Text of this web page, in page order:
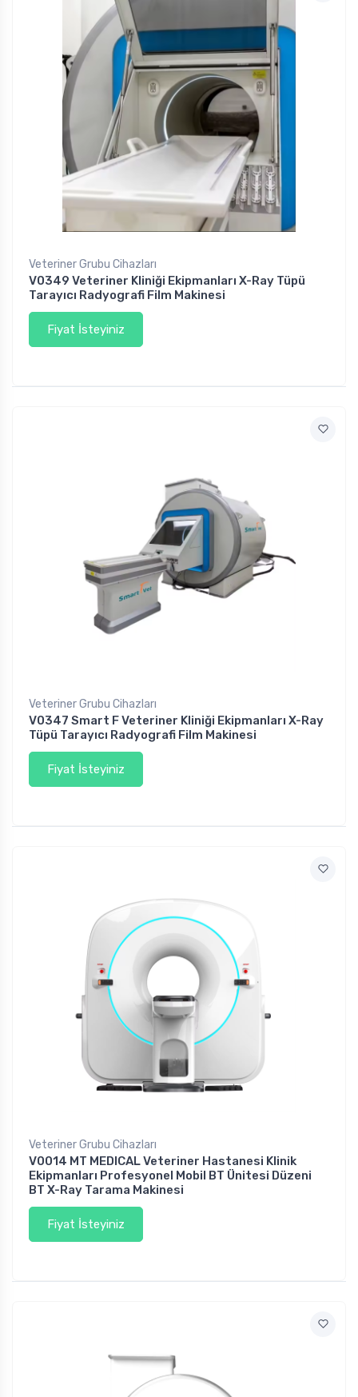
Veteriner Grubu Cihazları
V0349 Veteriner Kliniği Ekipmanları X-Ray Tüpü
Tarayıcı Radyografi Film Makinesi
Fiyat İsteyiniz
Veteriner Grubu Cihazları
V0347 Smart F Veteriner Kliniği Ekipmanları X-Ray
Tüpü Tarayıcı Radyografi Film Makinesi
Fiyat İsteyiniz
Veteriner Grubu Cihazları
V0014 MT MEDICAL Veteriner Hastanesi Klinik
Ekipmanları Profesyonel Mobil BT Ünitesi Düzeni
BT X-Ray Tarama Makinesi
Fiyat İsteyiniz